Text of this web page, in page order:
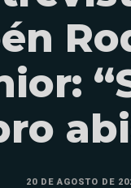
20 DE AGOSTO DE